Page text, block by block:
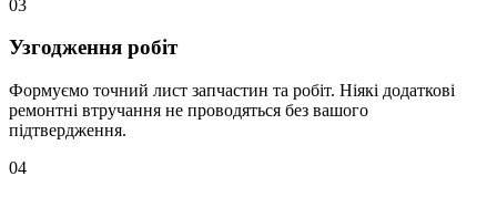
03
Узгодження робіт
Формуємо точний лист запчастин та робіт. Ніякі додаткові
ремонтні втручання не проводяться без вашого
підтвердження.
04